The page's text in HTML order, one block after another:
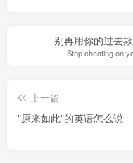
别再用你的过去
Stop cheating on
上一篇
"原来如此"的英语怎么说